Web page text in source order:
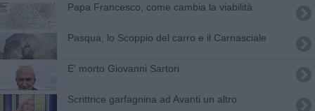
Papa Francesco, come cambia la viabilità
Pasqua, lo Scoppio del carro e il Carnasciale
E' morto Giovanni Sartori
Scrittrice garfagnina ad Avanti un altro